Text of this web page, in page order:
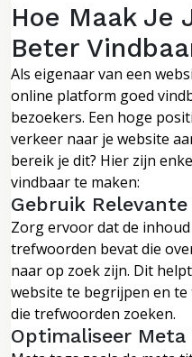
Hoe Maak Je
Beter
Als eigenaar van een
online platform goed
bezoekers. Een hoge
verkeer naar je website
bereik je dit? Hier zijn
vindbaar te maken:
Gebruik
Zorg ervoor dat de
trefwoorden bevat die
naar op zoek zijn. Dit
website te begrijpen en
die trefwoorden zoeken.
Optimaliseer Meta